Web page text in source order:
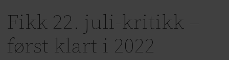
Fikk 22. juli-kritikk –
først klart i 2022